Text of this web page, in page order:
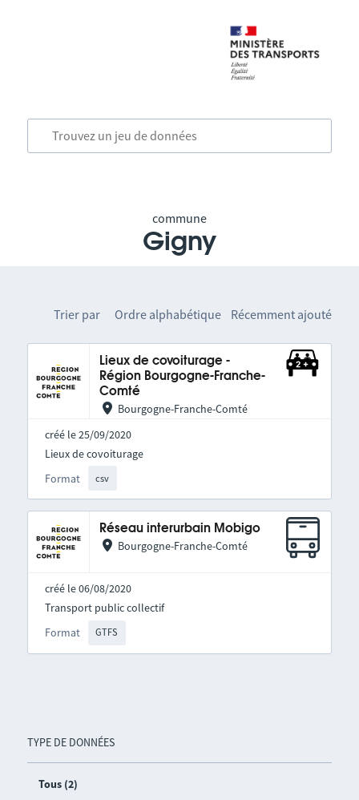
commune
Gigny
TYPE DE DONNÉES
Tous (2)
Trier par Ordre alphabétique Récemment ajouté
Lieux de covoiturage -
Région Bourgogne-Franche-
Comté
Bourgogne-Franche-Comté
créé le 25/09/2020
Format csv
Lieux de covoiturage
Réseau interurbain Mobigo
Bourgogne-Franche-Comté
créé le 06/08/2020
Format GTFS
Transport public collectif